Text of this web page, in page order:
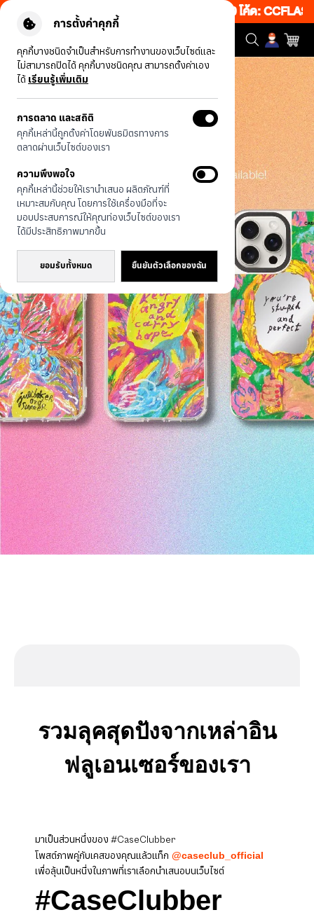
การตั้งค่าคุกกี้
คุกกี้บางชนิดจำเป็นสำหรับการทำงานของเว็บไซต์และ
ไม่สามารถปิดได้ คุกกี้บางชนิดคุณ สามารถตั้งค่าเอง
ได้ เรียนรู้เพิ่มเติม
การตลาด และสถิติ
คุกกี้เหล่านี้ถูกตั้งค่าโดยพันธมิตรทางการ
ตลาดผ่านเว็บไซต์ของเรา
ความพึงพอใจ
คุกกี้เหล่านี้ช่วยให้เรานำเสนอ ผลิตภัณฑ์ที่
เหมาะสมกับคุณ โดยการใช้เครื่องมือที่จะ
มอบประสบการณ์ให้คุณท่องเว็บไซต์ของเรา
ได้มีประสิทธิภาพมากขึ้น
ยอมรับทั้งหมด ยืนยันตัวเลือกของฉัน
เว็บ 50% เพียงช้อป 1 ชิ้น เริ่มคืนนี้ 19.00-00.00 โค้ด:
รวมลุคสุดปังจากเหล่าอิน
ฟลูเอนเซอร์ของเรา
มาเป็นส่วนหนึ่งของ #CaseClubber
โพสต์ภาพคู่กับเคสของคุณแล้วแท็ก @caseclub_official
เพื่อลุ้นเป็นหนึ่งในภาพที่เราเลือกนำเสนอบนเว็บไซต์
#CaseClubber